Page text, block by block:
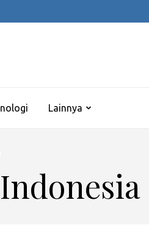
Lainnya